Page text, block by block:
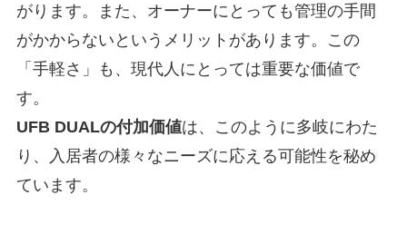
がります。また、オーナーにとっても管理の手間
がかからないというメリットがあります。この
「手軽さ」も、現代人にとっては重要な価値で
す。
UFB DUALの付加価値は、このように多岐にわた
り、入居者の様々なニーズに応える可能性を秘め
ています。